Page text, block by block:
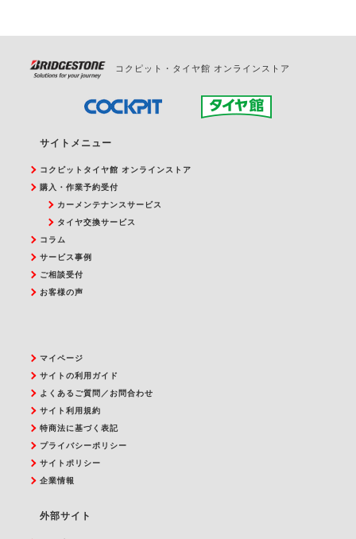
コクピット・タイヤ館 オンラインストア
サイトメニュー
コクピットタイヤ館 オンラインストア
購入・作業予約受付
カーメンテナンスサービス
タイヤ交換サービス
コラム
サービス事例
ご相談受付
お客様の声
マイページ
サイトの利用ガイド
よくあるご質問／お問合わせ
サイト利用規約
特商法に基づく表記
プライバシーポリシー
サイトポリシー
企業情報
外部サイト